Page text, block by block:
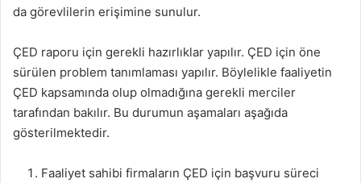
da görevlilerin erişimine sunulur.
ÇED raporu için gerekli hazırlıklar yapılır. ÇED için öne
sürülen problem tanımlaması yapılır. Böylelikle faaliyetin
ÇED kapsamında olup olmadığına gerekli merciler
tarafından bakılır. Bu durumun aşamaları aşağıda
gösterilmektedir.
Faaliyet sahibi firmaların ÇED için başvuru süreci